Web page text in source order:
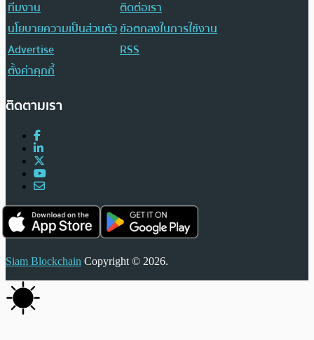
ทีมงาน
ติดต่อเรา
นโยบายความเป็นส่วนตัวข้อตกลงในการใช้งาน
Advertise
RSS
ตั้งค่าคุกกี้
ติดตามเรา
Siam Blockchain Copyright © 2026.